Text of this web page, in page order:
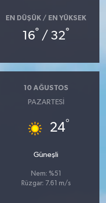
EN DÜŞÜK / EN YÜKSEK
16° / 32°
10 AĞUSTOS
PAZARTESI
24°
Güneşli
Nem: %51
Rüzgar: 7.61 m/s